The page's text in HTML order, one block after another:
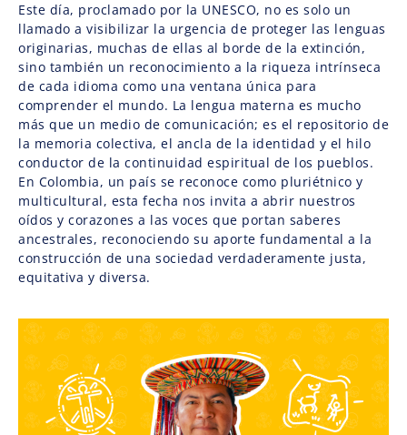
Este día, proclamado por la UNESCO, no es solo un
llamado a visibilizar la urgencia de proteger las lenguas
originarias, muchas de ellas al borde de la extinción,
sino también un reconocimiento a la riqueza intrínseca
de cada idioma como una ventana única para
comprender el mundo. La lengua materna es mucho
más que un medio de comunicación; es el repositorio de
la memoria colectiva, el ancla de la identidad y el hilo
conductor de la continuidad espiritual de los pueblos.
En Colombia, un país se reconoce como pluriétnico y
multicultural, esta fecha nos invita a abrir nuestros
oídos y corazones a las voces que portan saberes
ancestrales, reconociendo su aporte fundamental a la
construcción de una sociedad verdaderamente justa,
equitativa y diversa.